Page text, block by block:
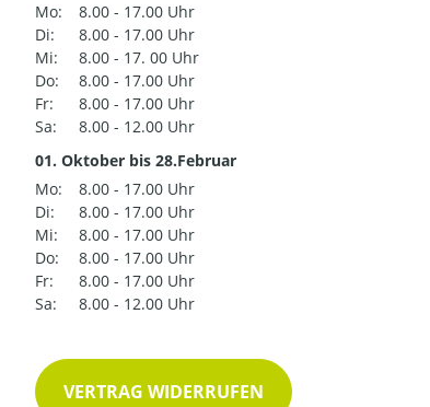
Mo:
8.00 - 17.00 Uhr
Di:
8.00 - 17.00 Uhr
Mi:
8.00 - 17. 00 Uhr
Do:
8.00 - 17.00 Uhr
Fr:
8.00 - 17.00 Uhr
Sa:
8.00 - 12.00 Uhr
01. Oktober bis 28.Februar
Mo:
8.00 - 17.00 Uhr
Di:
8.00 - 17.00 Uhr
Mi:
8.00 - 17.00 Uhr
Do:
8.00 - 17.00 Uhr
Fr:
8.00 - 17.00 Uhr
Sa:
8.00 - 12.00 Uhr
VERTRAG WIDERRUFEN